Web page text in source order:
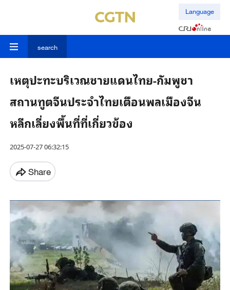
Language
search
เหตุปะทะบริเวณชายแดนไทย-กัมพูชา
สถานทูตจีนประจำไทยเตือนพลเมืองจีน
หลีกเลี่ยงพื้นที่ที่เกี่ยวข้อง
2025-07-27 06:32:15
Share